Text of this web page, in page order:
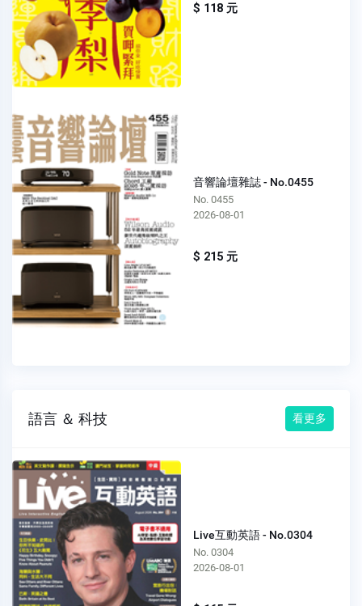
$ 118 元
音響論壇雜誌 - No.0455
No. 0455
2026-08-01
$ 215 元
語言 ＆ 科技 看更多
Live互動英語 - No.0304
No. 0304
2026-08-01